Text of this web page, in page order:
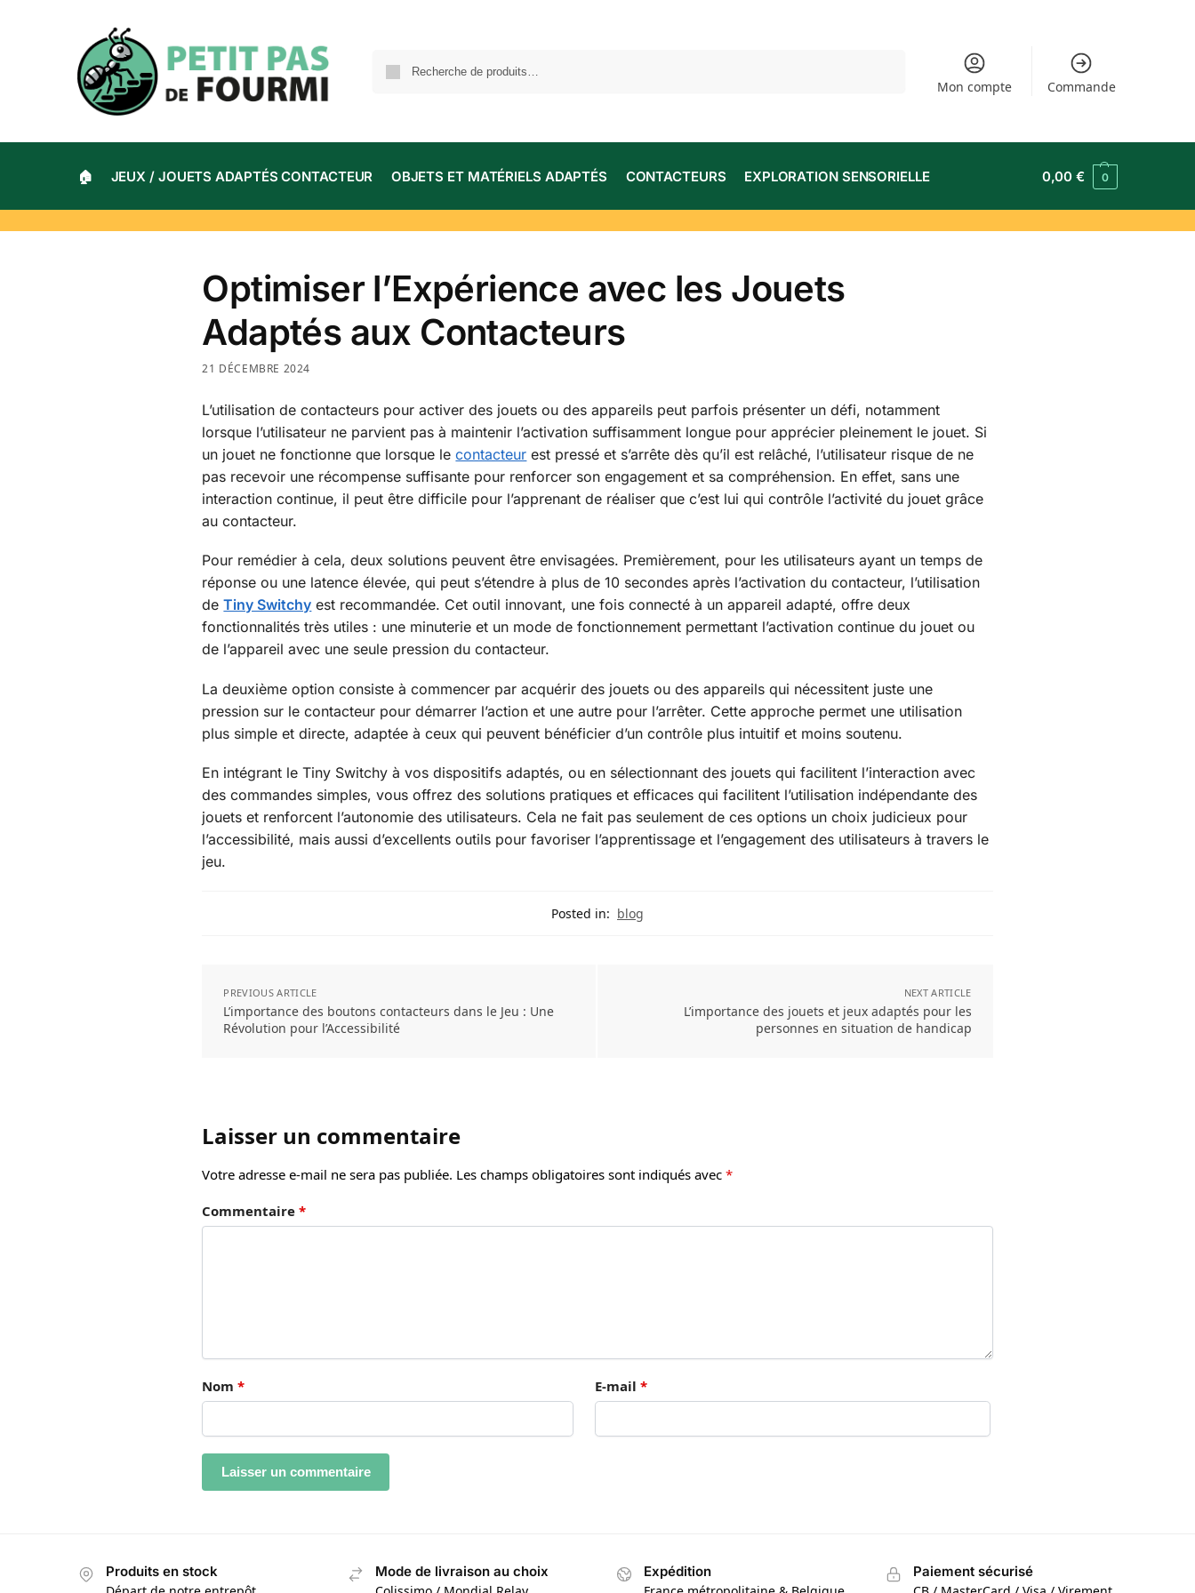
Mon compte Commande
🏠 JEUX / JOUETS ADAPTÉS CONTACTEUR OBJETS ET MATÉRIELS ADAPTÉS CONTACTEURS EXPLORATION SENSORIELLE 0,00€ 0
Optimiser l’Expérience avec les Jouets
Adaptés aux Contacteurs
21 DÉCEMBRE 2024
L’utilisation de contacteurs pour activer des jouets ou des appareils peut parfois présenter un défi, notamment
lorsque l’utilisateur ne parvient pas à maintenir l’activation suffisamment longue pour apprécier pleinement le jouet. Si
un jouet ne fonctionne que lorsque lecontacteur est pressé et s’arrête dès qu’il est relâché, l’utilisateur risque de ne
pas recevoir une récompense suffisante pour renforcer son engagement et sa compréhension. En effet, sans une
interaction continue, il peut être difficile pour l’apprenant de réaliser que c’est lui qui contrôle l’activité du jouet grâce
au contacteur.
Pour remédier à cela, deux solutions peuvent être envisagées. Premièrement, pour les utilisateurs ayant un temps de
réponse ou une latence élevée, qui peut s’étendre à plus de 10 secondes après l’activation du contacteur, l’utilisation
deTiny Switchy est recommandée. Cet outil innovant, une fois connecté à un appareil adapté, offre deux
fonctionnalités très utiles : une minuterie et un mode de fonctionnement permettant l’activation continue du jouet ou
de l’appareil avec une seule pression du contacteur.
La deuxième option consiste à commencer par acquérir des jouets ou des appareils qui nécessitent juste une
pression sur le contacteur pour démarrer l’action et une autre pour l’arrêter. Cette approche permet une utilisation
plus simple et directe, adaptée à ceux qui peuvent bénéficier d’un contrôle plus intuitif et moins soutenu.
En intégrant le Tiny Switchy à vos dispositifs adaptés, ou en sélectionnant des jouets qui facilitent l’interaction avec
des commandes simples, vous offrez des solutions pratiques et efficaces qui facilitent l’utilisation indépendante des
jouets et renforcent l’autonomie des utilisateurs. Cela ne fait pas seulement de ces options un choix judicieux pour
l’accessibilité, mais aussi d’excellents outils pour favoriser l’apprentissage et l’engagement des utilisateurs à travers le
jeu.
Posted in: blog
PREVIOUS ARTICLE
L’importance des boutons contacteurs dans le Jeu : Une
Révolution pour l’Accessibilité
NEXT ARTICLE
L’importance des jouets et jeux adaptés pour les
personnes en situation de handicap
Laisser un commentaire
Votre adresse e-mail ne sera pas publiée. Les champs obligatoires sont indiqués avec*
Commentaire*
Nom* E-mail*
Produits en stock
Mode de livraison au choix
Expédition
Paiement sécurisé